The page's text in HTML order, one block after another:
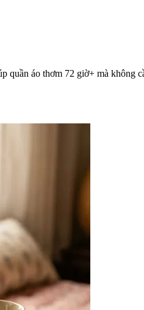
quần áo thơm 72 giờ+ mà không